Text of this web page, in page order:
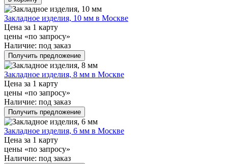
Закладное изделия, 10 мм в Москве
Цена за 1 карту
цены «по запросу»
Наличие: под заказ
Получить предложение
Закладное изделия, 8 мм в Москве
Цена за 1 карту
цены «по запросу»
Наличие: под заказ
Получить предложение
Закладное изделия, 6 мм в Москве
Цена за 1 карту
цены «по запросу»
Наличие: под заказ